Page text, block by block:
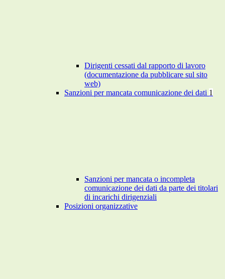
Dirigenti cessati dal rapporto di lavoro
(documentazione da pubblicare sul sito
web)
Sanzioni per mancata comunicazione dei dati 1
Sanzioni per mancata o incompleta
comunicazione dei dati da parte dei titolari
di incarichi dirigenziali
Posizioni organizzative